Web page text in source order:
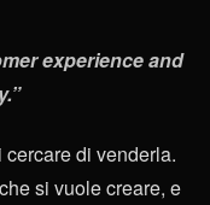
experience and
di venderla.
si vuole creare, e